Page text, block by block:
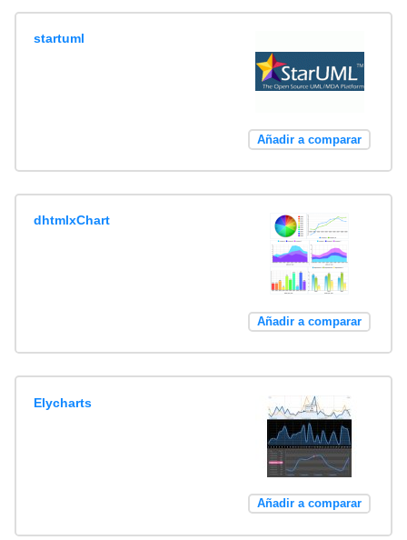
startuml
Añadir a comparar
dhtmlxChart
Añadir a comparar
Elycharts
Añadir a comparar